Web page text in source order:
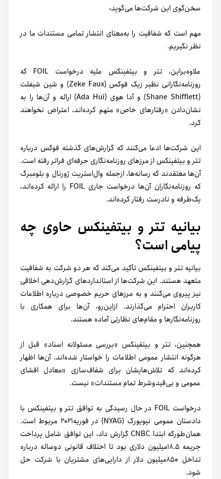
سخن‌گوی این شرکت‌ها می‌گوید:
مهم است که شفافیت را به‌معنای انتشار تمامی مستندات ما در
نظر نگیریم.
علاوه‌براین، تتر و بیتفینکس علیه درخواست FOIL که
روزنامه‌نگارانی نظیر زیک فوکس (Zeke Faux) و شین شیفلت
(Shane Shifflett) و آدا هوی (Ada Hui) ارائه و آن‌ها را به
نشان‌دادن «رفتارهای خاص» متهم کرده‌اند، اعتراض نخواهند
کرد.
این شرکت‌ها ادعا می‌کنند که گزارش‌های گذشته فوکس درباره
تتر و بیتفینکس از مرزهای روزنامه‌نگاری حرفه‌ای فراتر رفته است.
آن‌ها معتقدند که رسانه‌ها، از‌جمله وال‌استریت ژورنال و بلومبرگ
که روزنامه‌نگاران آن‌ها درخواست جاری FOIL را ارائه کرده‌اند،
یک‌طرفه و نادرست رفتار کرده‌اند.
بیانیه تتر و بیتفینکس حاوی چه
پیامی است؟
بیانیه تتر و بیتفینکس تأکید می‌کند که هر دو شرکت به شفافیت
متعهد هستند. این شرکت‌ها از استانداردهای گزارش‌دهی اخلاقی
نیز پیروی می‌کنند و به مرزهای حریم خصوصی درباره اطلاعات
کاربران احترام می‌گذارند. ازاین‌رو، آن‌ها برای همکاری با
روزنامه‌نگارها و مقام‌های نظارتی آماده هستند.
همچنین، تتر و بیتفینکس «بررسی مسئولانه اسناد» قبل از
هرگونه انتشار عمومی اطلاعات را خواستار شده‌اند. آن‌ها اظهار
کرده‌اند که تلاش‌هایشان برای شفاف‌سازی «معادل افشای
عمومی و بی‌قیدوشرط تمام مستندات» نیست.
درخواست FOIL در حال رسیدگی به توافق تتر و بیتفینکس با
دادستان عمومی نیویورک (NYAG) در فوریه‌۲۰۲۱ مربوط است.
همان‌طور‌که ابتدا CNBC گزارش داد، این توافق شامل پرداخت
جریمه ۱۸.۵میلیون دلاری بود تا اختلاف قانونی دو‌ساله درباره
تداخل ۸۵۰میلیون دلار از دارایی‌های مشتریان با شرکت حل
شود.